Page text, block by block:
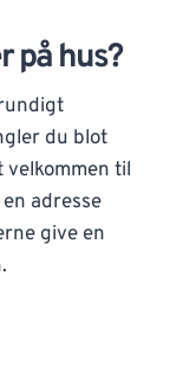
på hus?
du blot
velkommen til
adresse
give en